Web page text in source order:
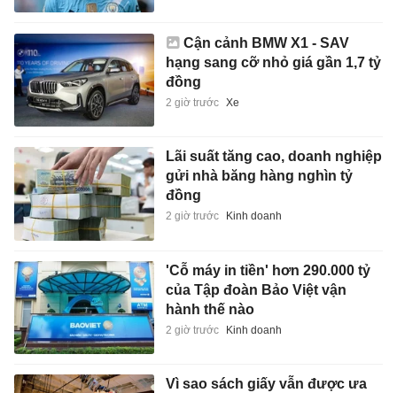
Cận cảnh BMW X1 - SAV
hạng sang cỡ nhỏ giá gần 1,7 tỷ
đồng
2 giờ trước Xe
Lãi suất tăng cao, doanh nghiệp
gửi nhà băng hàng nghìn tỷ
đồng
2 giờ trước Kinh doanh
'Cỗ máy in tiền' hơn 290.000 tỷ
của Tập đoàn Bảo Việt vận
hành thế nào
2 giờ trước Kinh doanh
Vì sao sách giấy vẫn được ưa